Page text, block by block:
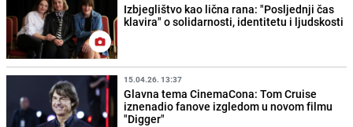
Izbjeglištvo kao lična rana: "Posljednji čas
klavira" o solidarnosti, identitetu i ljudskosti
15.04.26. 13:37
Glavna tema CinemaCona: Tom Cruise
iznenadio fanove izgledom u novom filmu
"Digger"